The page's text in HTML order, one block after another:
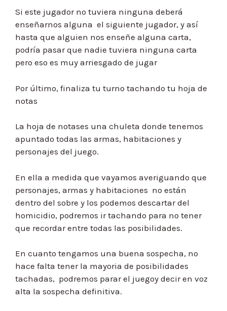
Si este jugador no tuviera ninguna deberá
enseñarnos alguna el siguiente jugador, y así
hasta que alguien nos enseñe alguna carta,
podría pasar que nadie tuviera ninguna carta
pero eso es muy arriesgado de jugar
Por último, finaliza tu turno tachando tu hoja de
notas
La hoja de notases una chuleta donde tenemos
apuntado todas las armas, habitaciones y
personajes del juego.
En ella a medida que vayamos averiguando que
personajes, armas y habitaciones no están
dentro del sobre y los podemos descartar del
homicidio, podremos ir tachando para no tener
que recordar entre todas las posibilidades.
En cuanto tengamos una buena sospecha, no
hace falta tener la mayoria de posibilidades
tachadas, podremos parar el juegoy decir en voz
alta la sospecha definitiva.